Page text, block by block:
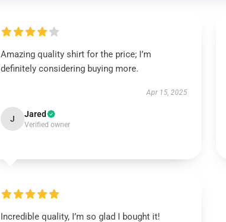
Amazing quality shirt for the price; I’m
definitely considering buying more.
Apr 15, 2025
J Jared
Verified owner
Incredible quality, I’m so glad I bought it!